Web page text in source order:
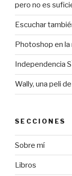
pero no es
Escuchar
Photoshop en la
Independencia
Wally, una peli
SECCIONES
Sobre mí
Libros